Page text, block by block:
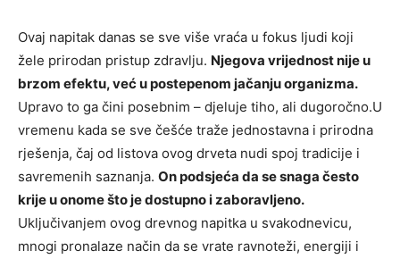
Ovaj napitak danas se sve više vraća u fokus ljudi koji
žele prirodan pristup zdravlju. Njegova vrijednost nije u
brzom efektu, već u postepenom jačanju organizma.
Upravo to ga čini posebnim – djeluje tiho, ali dugoročno.U
vremenu kada se sve češće traže jednostavna i prirodna
rješenja, čaj od listova ovog drveta nudi spoj tradicije i
savremenih saznanja. On podsjeća da se snaga često
krije u onome što je dostupno i zaboravljeno.
Uključivanjem ovog drevnog napitka u svakodnevicu,
mnogi pronalaze način da se vrate ravnoteži, energiji i